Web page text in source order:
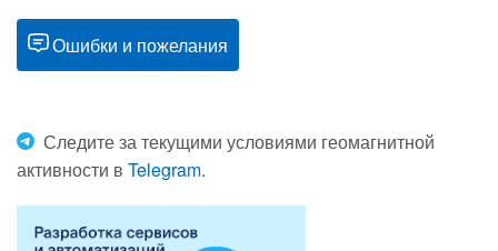
Ошибки и пожелания
Следите за текущими условиями геомагнитной
активности в Telegram.